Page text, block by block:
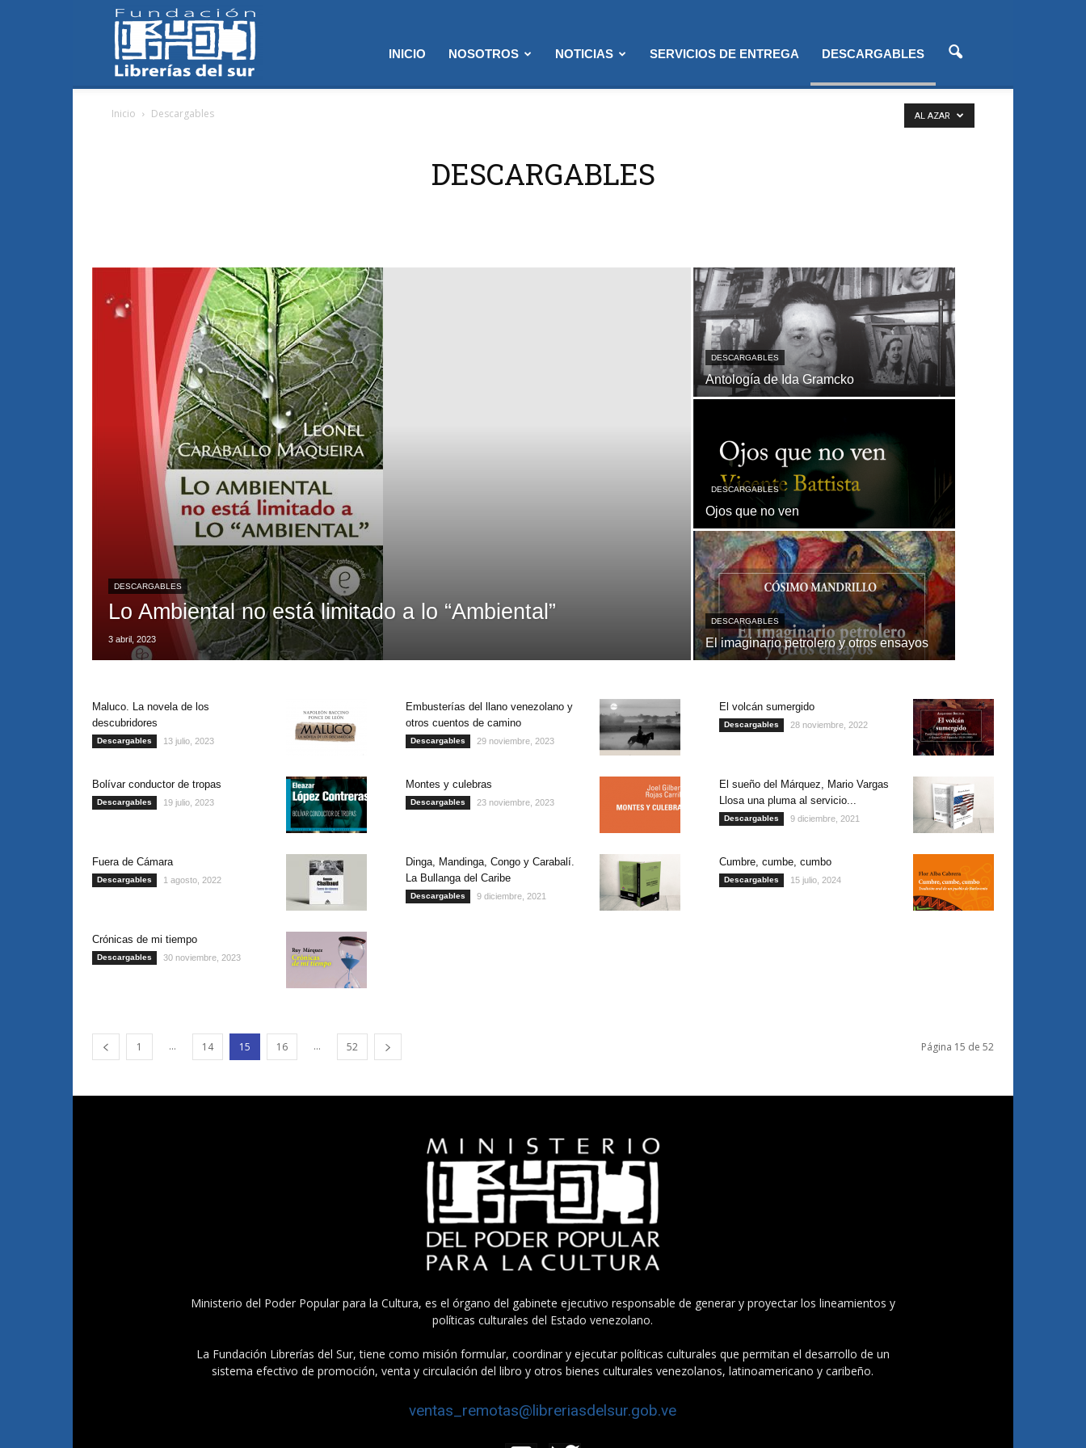
Sur
INICIO NOSOTROS NOTICIAS SERVICIOS DE ENTREGA DESCARGABLES
Inicio Descargables
DESCARGABLES
AL AZAR
DESCARGABLES
Lo Ambiental no está limitado a lo “Ambiental”
3 abril, 2023
DESCARGABLES
Antología de Ida Gramcko
DESCARGABLES
Ojos que no ven
DESCARGABLES
El imaginario petrolero y otros ensayos
Maluco. La novela de los
descubridores
Descargables 13 julio, 2023
Embusterías del llano venezolano y
otros cuentos de camino
Descargables 29 noviembre, 2023
El volcán sumergido
Descargables 28 noviembre, 2022
Bolívar conductor de tropas
Descargables 19 julio, 2023
Montes y culebras
Descargables 23 noviembre, 2023
El sueño del Márquez, Mario Vargas
Llosa una pluma al servicio...
Descargables 9 diciembre, 2021
Fuera de Cámara
Descargables 1 agosto, 2022
Dinga, Mandinga, Congo y Carabalí.
La Bullanga del Caribe
Descargables 9 diciembre, 2021
Cumbre, cumbe, cumbo
Descargables 15 julio, 2024
Crónicas de mi tiempo
Descargables 30 noviembre, 2023
1 ... 14 15 16 ... 52 Página 15 de 52
Ministerio del Poder Popular para la Cultura, es el órgano del gabinete ejecutivo responsable de generar y proyectar los lineamientos y
políticas culturales del Estado venezolano.
La Fundación Librerías del Sur, tiene como misión formular, coordinar y ejecutar políticas culturales que permitan el desarrollo de un
sistema efectivo de promoción, venta y circulación del libro y otros bienes culturales venezolanos, latinoamericano y caribeño.
ventas_remotas@libreriasdelsur.gob.ve